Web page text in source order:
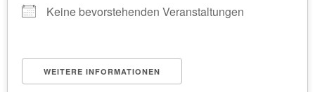
Keine bevorstehenden Veranstaltungen
WEITERE INFORMATIONEN